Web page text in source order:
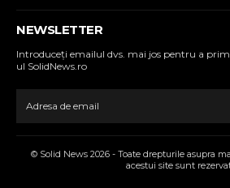
NEWSLETTER
Introduceţi emailul dvs. mai jos pentru a
ul SolidNews.ro
© Solid News 2026 - Toate drepturile asupra
acestui site sunt